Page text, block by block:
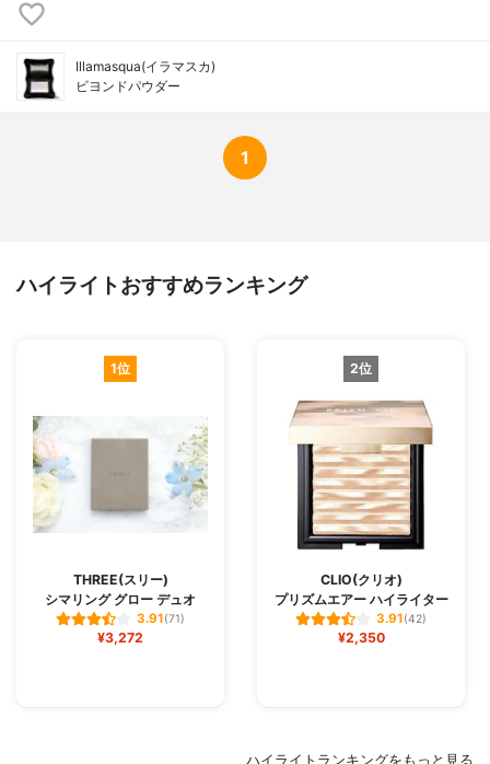
Illamasqua(イラマスカ)
ビヨンドパウダー
1
ハイライトおすすめランキング
1位
THREE(スリー)
シマリング グロー デュオ
3.91(71)
¥3,272
2位
CLIO(クリオ)
プリズムエアー ハイライター
3.91(42)
¥2,350
ハイライトランキングをもっと見る